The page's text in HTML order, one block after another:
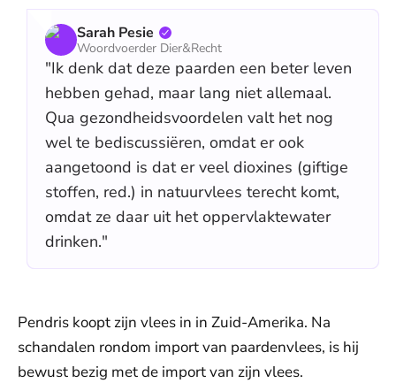
Sarah Pesie
Woordvoerder Dier&Recht
"Ik denk dat deze paarden een beter leven
hebben gehad, maar lang niet allemaal.
Qua gezondheidsvoordelen valt het nog
wel te bediscussiëren, omdat er ook
aangetoond is dat er veel dioxines (giftige
stoffen, red.) in natuurvlees terecht komt,
omdat ze daar uit het oppervlaktewater
drinken."
Pendris koopt zijn vlees in in Zuid-Amerika. Na
schandalen rondom import van paardenvlees, is hij
bewust bezig met de import van zijn vlees.